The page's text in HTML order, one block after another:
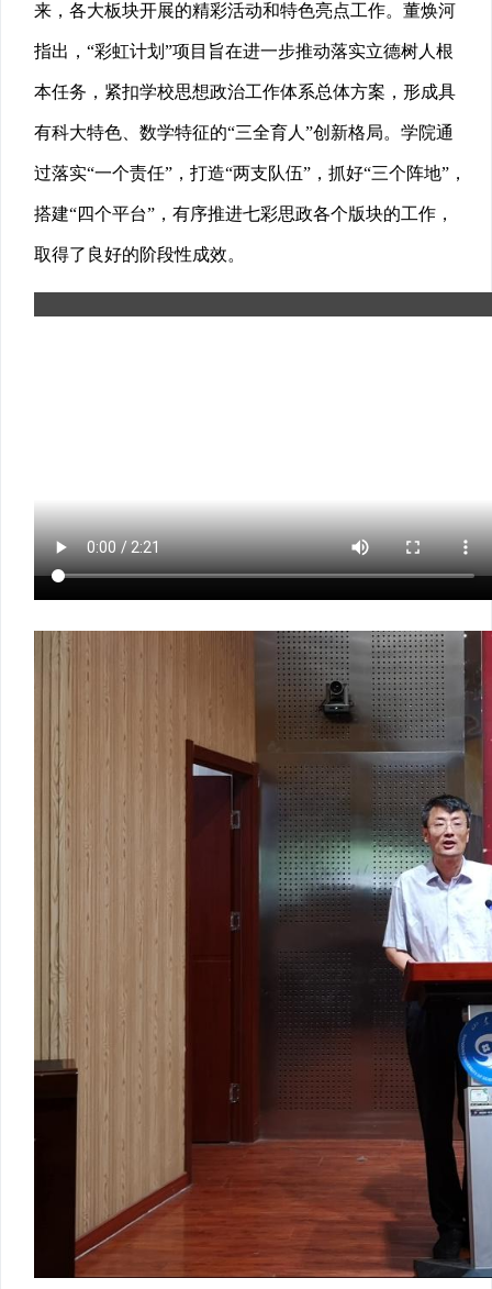
来，各大板块开展的精彩活动和特色亮点工作。董焕河
指出，“彩虹计划”项目旨在进一步推动落实立德树人根
本任务，紧扣学校思想政治工作体系总体方案，形成具
有科大特色、数学特征的“三全育人”创新格局。学院通
过落实“一个责任”，打造“两支队伍”，抓好“三个阵地”，
搭建“四个平台”，有序推进七彩思政各个版块的工作，
取得了良好的阶段性成效。